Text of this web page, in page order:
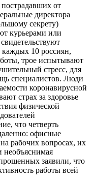
от
директора
секрету)
курьерами или
каждых 10 россиян,
трое испытывают
стресс, для
специалистов. Люди
коронавирусной
страх за здоровье
физической
что четверть
офисные
рабочих вопросах, их
необъяснимая
заявили, что
работы всей